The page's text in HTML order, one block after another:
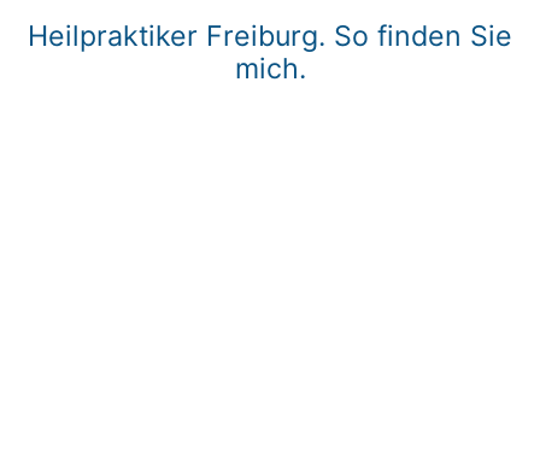
Heilpraktiker Freiburg. So finden Sie
mich.